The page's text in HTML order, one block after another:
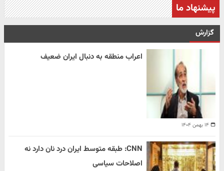
پیشنهاد ما
گزارش
۱۴ بهمن ۱۴۰۴
اعراب منطقه به دنبال ایران ضعیف
CNN: طبقه متوسط ایران درد نان دارد نه
اصلاحات سیاسی